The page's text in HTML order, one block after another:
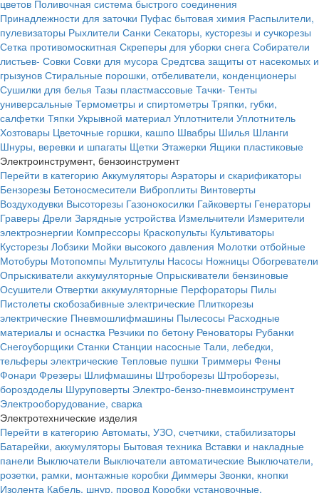
цветов Поливочная система быстрого соединения
Принадлежности для заточки Пуфас бытовая химия Распылители,
пулевизаторы Рыхлители Санки Секаторы, кусторезы и сучкорезы
Сетка противомоскитная Скреперы для уборки снега Собиратели
листьев- Совки Совки для мусора Средтсва защиты от насекомых и
грызунов Стиральные порошки, отбеливатели, конденционеры
Сушилки для белья Тазы пластмассовые Тачки- Тенты
универсальные Термометры и спиртометры Тряпки, губки,
салфетки Тяпки Укрывной материал Уплотнители Уплотнитель
Хозтовары Цветочные горшки, кашпо Швабры Шилья Шланги
Шнуры, веревки и шпагаты Щетки Этажерки Ящики пластиковые
Электроинструмент, бензоинструмент
Перейти в категорию Аккумуляторы Аэраторы и скарификаторы
Бензорезы Бетоносмесители Виброплиты Винтоверты
Воздуходувки Высоторезы Газонокосилки Гайковерты Генераторы
Граверы Дрели Зарядные устройства Измельчители Измерители
электроэнергии Компрессоры Краскопульты Культиваторы
Кусторезы Лобзики Мойки высокого давления Молотки отбойные
Мотобуры Мотопомпы Мультитулы Насосы Ножницы Обогреватели
Опрыскиватели аккумуляторные Опрыскиватели бензиновые
Осушители Отвертки аккумуляторные Перфораторы Пилы
Пистолеты скобозабивные электрические Плиткорезы
электрические Пневмошлифмашины Пылесосы Расходные
материалы и оснастка Резчики по бетону Реноваторы Рубанки
Снегоуборщики Станки Станции насосные Тали, лебедки,
тельферы электрические Тепловые пушки Триммеры Фены
Фонари Фрезеры Шлифмашины Штроборезы Штроборезы,
бороздоделы Шуруповерты Электро-бензо-пневмоинструмент
Электрооборудование, сварка
Электротехнические изделия
Перейти в категорию Автоматы, УЗО, счетчики, стабилизаторы
Батарейки, аккумуляторы Бытовая техника Вставки и накладные
панели Выключатели Выключатели автоматические Выключатели,
розетки, рамки, монтажные коробки Диммеры Звонки, кнопки
Изолента Кабель, шнур, провод Коробки установочные,